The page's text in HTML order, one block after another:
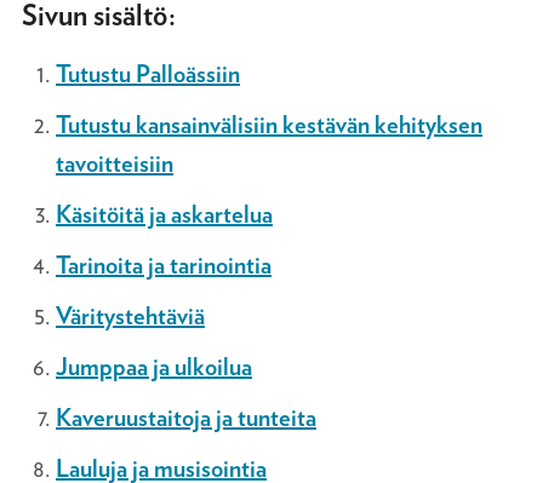
Sivun sisältö:
Tutustu Palloässiin
Tutustu kansainvälisiin kestävän kehityksen
tavoitteisiin
Käsitöitä ja askartelua
Tarinoita ja tarinointia
Väritystehtäviä
Jumppaa ja ulkoilua
Kaveruustaitoja ja tunteita
Lauluja ja musisointia